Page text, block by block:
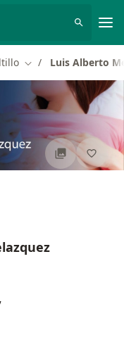
Cambiar de ciudad
Luis Alberto